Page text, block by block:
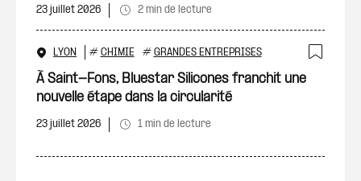
23 juillet 2026 2 min de lecture
LYON # CHIMIE # GRANDES ENTREPRISES
À Saint-Fons, Bluestar Silicones franchit une
nouvelle étape dans la circularité
23 juillet 2026 1 min de lecture